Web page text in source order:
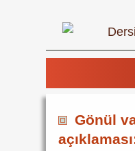
Gönül